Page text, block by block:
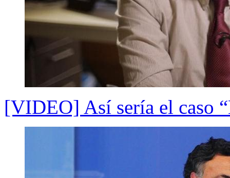
[VIDEO] Así sería el caso